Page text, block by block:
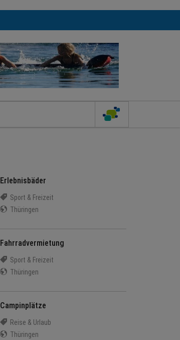
Erlebnisbäder
Sport & Freizeit
Thüringen
Fahrradvermietung
Sport & Freizeit
Thüringen
Campinplätze
Reise & Urlaub
Thüringen